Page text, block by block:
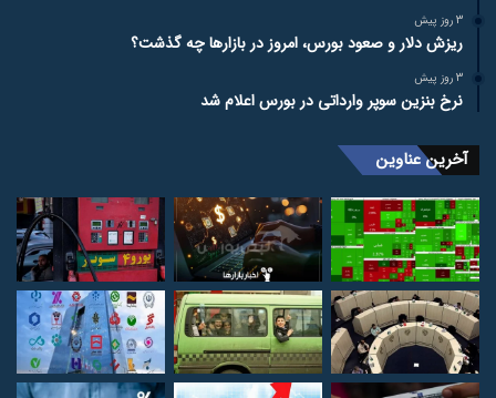
3 روز پیش
ریزش دلار و صعود بورس، امروز در بازارها چه گذشت؟
3 روز پیش
نرخ بنزین سوپر وارداتی در بورس اعلام شد
آخرین عناوین